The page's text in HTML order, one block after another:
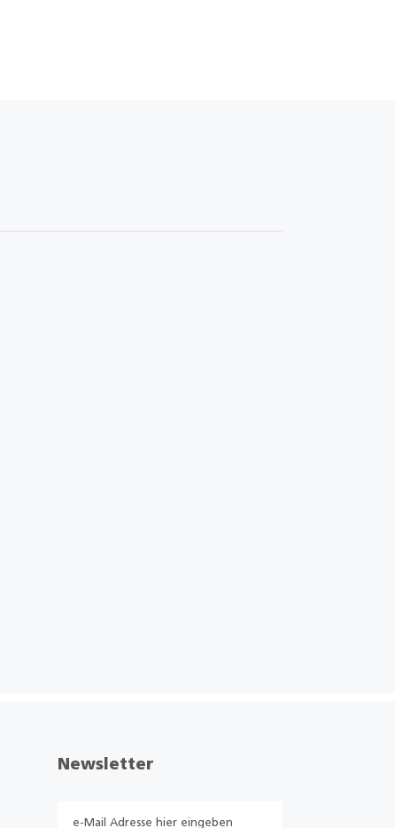
Newsletter